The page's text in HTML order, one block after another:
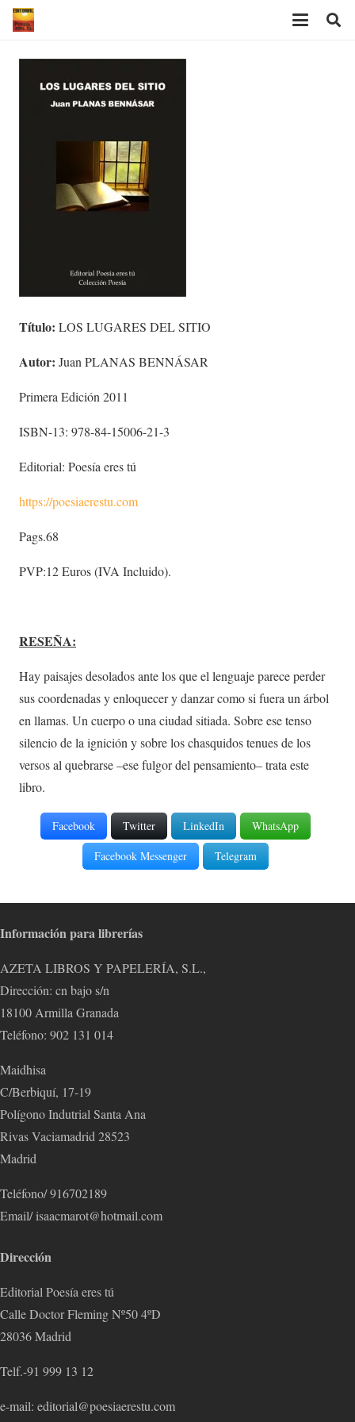
Título: LOS LUGARES DEL SITIO
Autor: Juan PLANAS BENNÁSAR
Primera Edición 2011
ISBN-13: 978-84-15006-21-3
Editorial: Poesía eres tú
https://poesiaerestu.com
Pags.68
PVP:12 Euros (IVA Incluido).
RESEÑA:
Hay paisajes desolados ante los que el lenguaje parece perder
sus coordenadas y enloquecer y danzar como si fuera un árbol
en llamas. Un cuerpo o una ciudad sitiada. Sobre ese tenso
silencio de la ignición y sobre los chasquidos tenues de los
versos al quebrarse –ese fulgor del pensamiento– trata este
libro.
Facebook Twitter LinkedIn
WhatsApp
Facebook Messenger
Telegram
Información para librerías
AZETA LIBROS Y PAPELERÍA, S.L.,
Dirección: cn bajo s/n
18100 Armilla Granada
Teléfono: 902 131 014
Maidhisa
C/Berbiquí, 17-19
Polígono Indutrial Santa Ana
Rivas Vaciamadrid 28523
Madrid
Teléfono/ 916702189
Email/ isaacmarot@hotmail.com
Dirección
Editorial Poesía eres tú
Calle Doctor Fleming Nº50 4ºD
28036 Madrid
Telf.-91 999 13 12
e-mail: editorial@poesiaerestu.com